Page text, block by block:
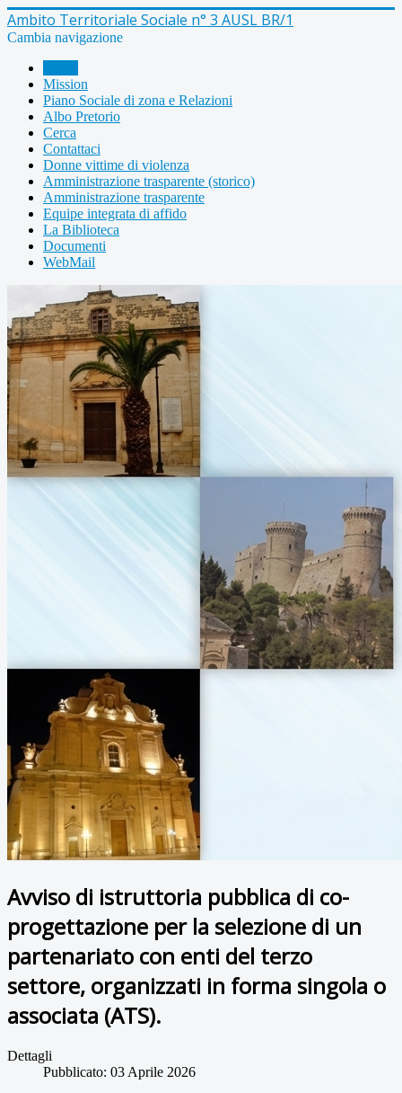
Ambito Territoriale Sociale n° 3 AUSL BR/1
Cambia navigazione
Mission
Piano Sociale di zona e Relazioni
Albo Pretorio
Cerca
Contattaci
Donne vittime di violenza
Amministrazione trasparente (storico)
Amministrazione trasparente
Equipe integrata di affido
La Biblioteca
Documenti
WebMail
Avviso di istruttoria pubblica di co-
progettazione per la selezione di un
partenariato con enti del terzo
settore, organizzati in forma singola o
associata (ATS).
Dettagli
Pubblicato: 03 Aprile 2026